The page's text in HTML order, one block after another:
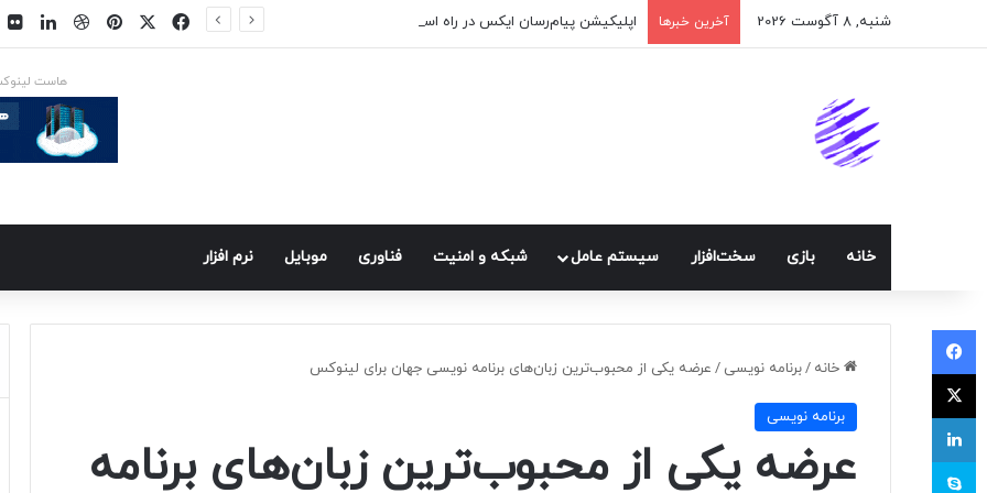
شنبه, 8 آگوست 2026 آخرین خبرها اپلیکیشن پیام‌رسان ایکس در راه است فیسبوک
ایکس پینتریستدریبببل
هاست
خانه بازی سخت‌افزار سيستم عامل شبكه و امنيت فناوری موبايل نرم افزار
خانه /برنامه نويسی / عرضه یکی از محبوب‌ترین زبان‌های برنامه نویسی جهان برای لینوکس
برنامه نويسی
عرضه یکی از محبوب‌ترین زبان‌های برنامه
فیسبوک